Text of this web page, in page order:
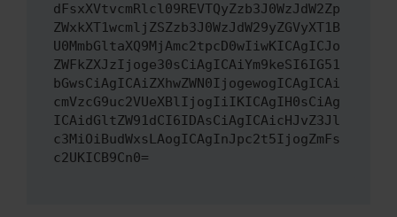
dFsxXVtvcmRlcl09REVTQyZzb3J0WzJdW2Zp
ZWxkXT1wcmljZSZzb3J0WzJdW29yZGVyXT1B
U0MmbGltaXQ9MjAmc2tpcD0wIiwKICAgICJo
ZWFkZXJzIjoge30sCiAgICAiYm9keSI6IG51
bGwsCiAgICAiZXhwZWN0IjogewogICAgICAi
cmVzcG9uc2VUeXBlIjogIiIKICAgIH0sCiAg
ICAidGltZW91dCI6IDAsCiAgICAicHJvZ3Jl
c3MiOiBudWxsLAogICAgInJpc2t5IjogZmFs
c2UKICB9Cn0=